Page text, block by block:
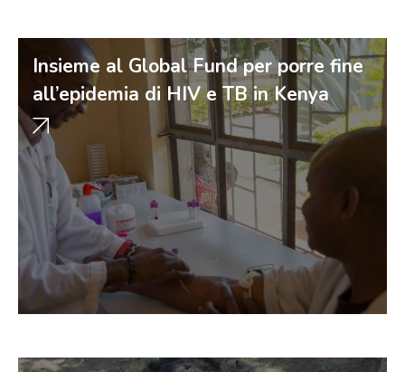
Insieme al Global Fund per porre fine
all’epidemia di HIV e TB in Kenya